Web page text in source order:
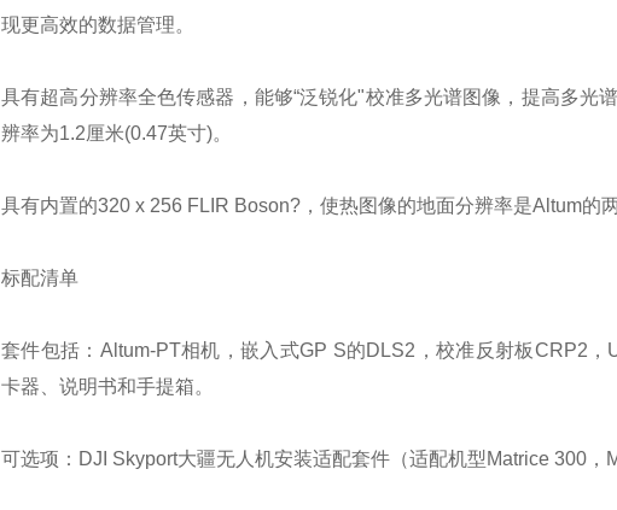
现更高效的数据管理。
具有超高分辨率全色传感器，能够“泛锐化"校准多光谱图像，提高多光
辨率为1.2厘米(0.47英寸)。
具有内置的320 x 256 FLIR Boson?，使热图像的地面分辨率是Altum的
标配清单
套件包括：Altum-PT相机，嵌入式GP S的DLS2，校准反射板CRP2
卡器、说明书和手提箱。
可选项：DJI Skyport大疆无人机安装适配套件（适配机型Matrice 300，